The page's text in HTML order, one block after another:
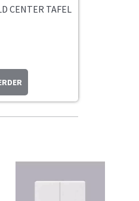
CENTER TAFEL